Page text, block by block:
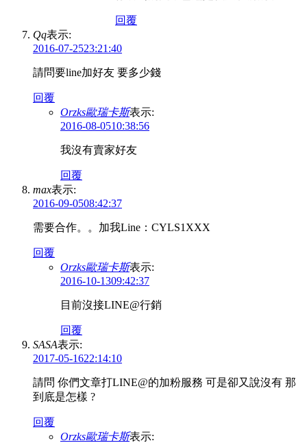
回覆
Qq表示:
2016-07-2523:21:40
請問要line加好友 要多少錢
回覆
Orzks歐瑞卡斯表示:
2016-08-0510:38:56
我沒有賣家好友
回覆
max表示:
2016-09-0508:42:37
需要合作。。加我Line：CYLS1XXX
回覆
Orzks歐瑞卡斯表示:
2016-10-1309:42:37
目前沒接LINE@行銷
回覆
SASA表示:
2017-05-1622:14:10
請問 你們文章打LINE@的加粉服務 可是卻又說沒有 那
到底是怎樣 ?
回覆
Orzks歐瑞卡斯表示: